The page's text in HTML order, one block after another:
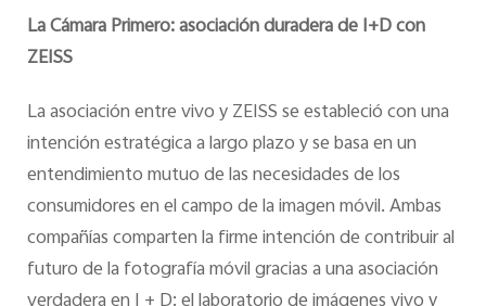
La Cámara Primero: asociación duradera de I+D con
ZEISS
La asociación entre vivo y ZEISS se estableció con una
intención estratégica a largo plazo y se basa en un
entendimiento mutuo de las necesidades de los
consumidores en el campo de la imagen móvil. Ambas
compañías comparten la firme intención de contribuir al
futuro de la fotografía móvil gracias a una asociación